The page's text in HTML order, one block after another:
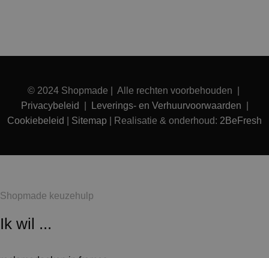
© 2024 Shopmade | Alle rechten voorbehouden |
Privacybeleid
Leverings- en Verhuurvoorwaarden
Cookiebeleid
Sitemap | Realisatie & onderhoud: 2BeFresh
Shopmade keuzehulp
Ik wil ...